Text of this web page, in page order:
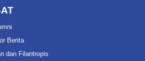
Berita
dan Filantropis